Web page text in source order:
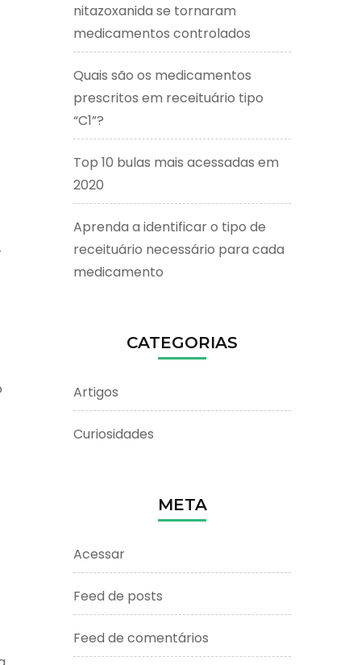
nitazoxanida se tornaram
medicamentos controlados
Quais são os medicamentos
prescritos em receituário tipo
“C1”?
Top 10 bulas mais acessadas em
2020
Aprenda a identificar o tipo de
receituário necessário para cada
medicamento
CATEGORIAS
Artigos
Curiosidades
META
Acessar
Feed de posts
Feed de comentários